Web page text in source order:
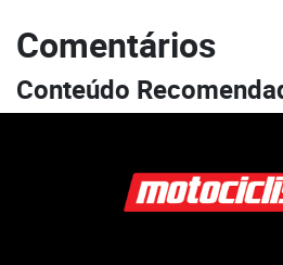
Comentários
Conteúdo